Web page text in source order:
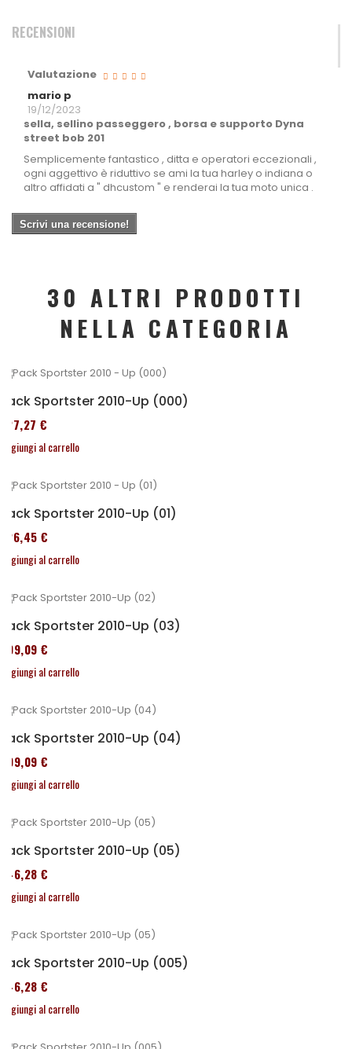
RECENSIONI
Valutazione
mario p
19/12/2023
sella, sellino passeggero , borsa e supporto Dyna
street bob 201
Semplicemente fantastico , ditta e operatori eccezionali ,
ogni aggettivo è riduttivo se ami la tua harley o indiana o
altro affidati a " dhcustom " e renderai la tua moto unica .
Scrivi una recensione!
30 ALTRI PRODOTTI
NELLA CATEGORIA
Pack Sportster 2010-Up (000)
227,27 €
Aggiungi al carrello
Pack Sportster 2010-Up (01)
326,45 €
Aggiungi al carrello
Pack Sportster 2010-Up (03)
409,09 €
Aggiungi al carrello
Pack Sportster 2010-Up (04)
409,09 €
Aggiungi al carrello
Pack Sportster 2010-Up (05)
246,28 €
Aggiungi al carrello
Pack Sportster 2010-Up (005)
246,28 €
Aggiungi al carrello